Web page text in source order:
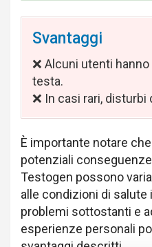
Svantaggi
❌ Alcuni utenti
testa.
❌ In casi rari, disturbi
È importante notare
potenziali
Testogen possono
alle condizioni di salute
problemi sottostanti e
esperienze personali